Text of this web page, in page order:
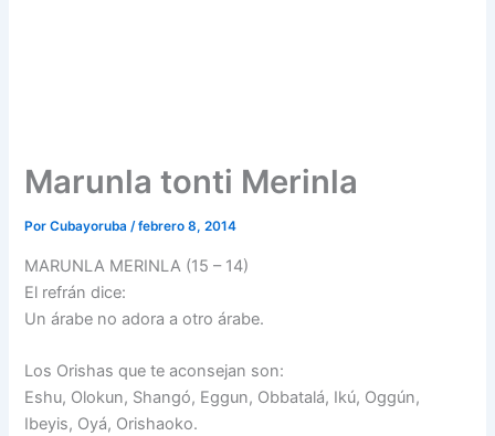
Marunla tonti Merinla
PorCubayoruba/febrero 8, 2014
MARUNLA MERINLA (15 – 14)
El refrán dice:
Un árabe no adora a otro árabe.
Los Orishas que te aconsejan son:
Eshu, Olokun, Shangó, Eggun, Obbatalá, Ikú, Oggún,
Ibeyis, Oyá, Orishaoko.